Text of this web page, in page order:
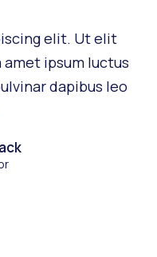
elit. Ut elit
ipsum luctus
dapibus leo